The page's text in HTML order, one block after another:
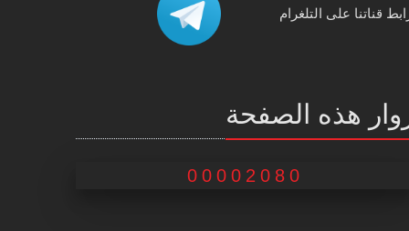
قناتنا على التلغرام
هذه الصفحة
00002080